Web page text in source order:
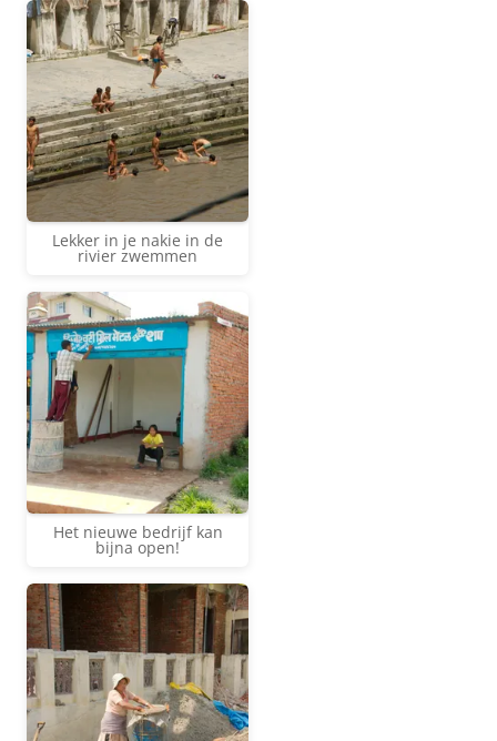
Lekker in je nakie in de
rivier zwemmen
Het nieuwe bedrijf kan
bijna open!